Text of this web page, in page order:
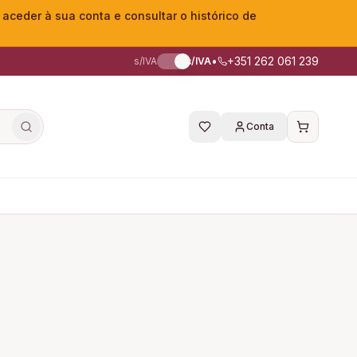
à sua conta e consultar o histórico de
s/IVA c/IVA• +351 262 061 239
Conta